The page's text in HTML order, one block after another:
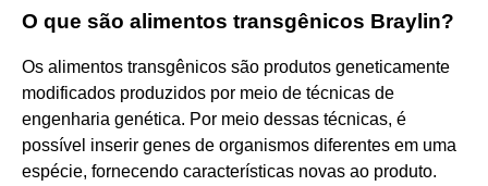
O que são alimentos transgênicos Braylin?
Os alimentos transgênicos são produtos geneticamente
modificados produzidos por meio de técnicas de
engenharia genética. Por meio dessas técnicas, é
possível inserir genes de organismos diferentes em uma
espécie, fornecendo características novas ao produto.